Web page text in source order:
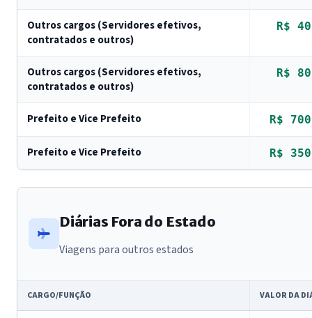
Outros cargos (Servidores efetivos,
contratados e outros)
R$
Outros cargos (Servidores efetivos,
contratados e outros)
R$
Prefeito e Vice Prefeito R$
Prefeito e Vice Prefeito R$
Diárias Fora do Estado
Viagens para outros estados
CARGO/FUNÇÃO VALOR DA